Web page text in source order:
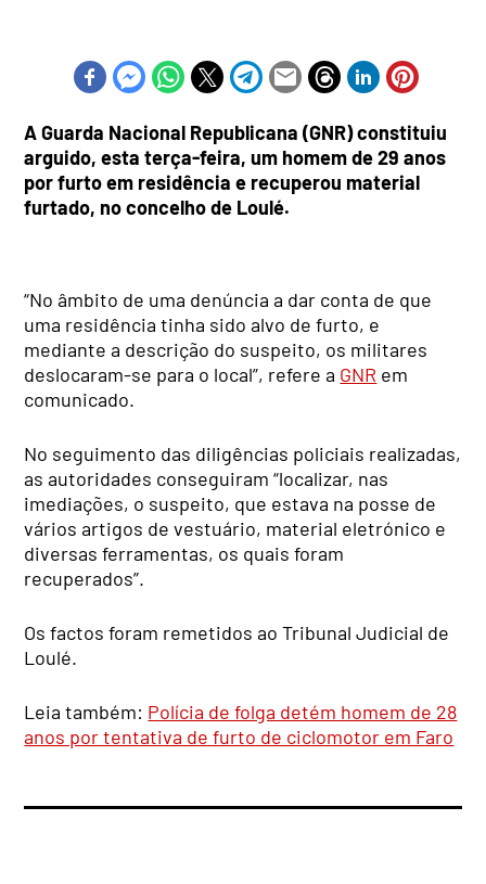
A Guarda Nacional Republicana (GNR) constituiu
arguido, esta terça-feira, um homem de 29 anos
por furto em residência e recuperou material
furtado, no concelho de Loulé.
“No âmbito de uma denúncia a dar conta de que
uma residência tinha sido alvo de furto, e
mediante a descrição do suspeito, os militares
deslocaram-se para o local”, refere a GNR em
comunicado.
No seguimento das diligências policiais realizadas,
as autoridades conseguiram “localizar, nas
imediações, o suspeito, que estava na posse de
vários artigos de vestuário, material eletrónico e
diversas ferramentas, os quais foram
recuperados”.
Os factos foram remetidos ao Tribunal Judicial de
Loulé.
Leia também: Polícia de folga detém homem de 28
anos por tentativa de furto de ciclomotor em Faro